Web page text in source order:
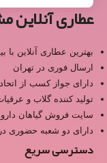
عطاری
بهترین عطاری آنلاین
ارسال فوری در تهران
دارای جواز کسب از
تولید کننده گلاب و
سایت فروش گیاهان
دارای دو شعبه حضوری
دسترسی سریع